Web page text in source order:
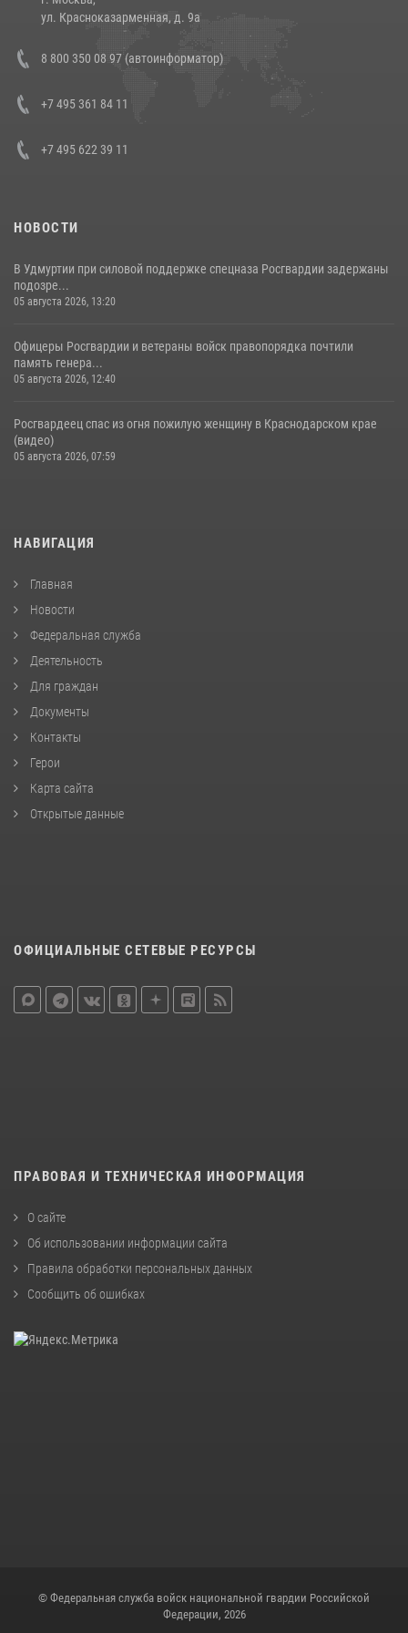
14 июля 2026, 12:20
В Росгвардии прошла военно-научная конференция по обобщению
боевого опыта
ул. Красноказарменная, д. 9а
8 800 350 08 97 (автоинформатор)
+7 495 361 84 11
+7 495 622 39 11
НОВОСТИ
В Удмуртии при силовой поддержке спецназа Росгвардии задержаны
подозре...
05 августа 2026, 13:20
Офицеры Росгвардии и ветераны войск правопорядка почтили
память генера...
05 августа 2026, 12:40
Росгвардеец спас из огня пожилую женщину в Краснодарском крае
(видео)
05 августа 2026, 07:59
НАВИГАЦИЯ
Главная
Новости
Федеральная служба
Деятельность
Для граждан
Документы
Контакты
Герои
Карта сайта
Открытые данные
ОФИЦИАЛЬНЫЕ СЕТЕВЫЕ РЕСУРСЫ
ПРАВОВАЯ И ТЕХНИЧЕСКАЯ ИНФОРМАЦИЯ
О сайте
Об использовании информации сайта
Правила обработки персональных данных
Сообщить об ошибках
© Федеральная служба войск национальной гвардии Российской
Федерации, 2026